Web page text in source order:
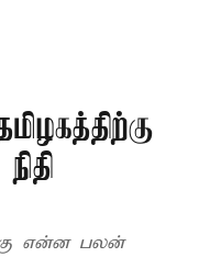
என்ன பலன்